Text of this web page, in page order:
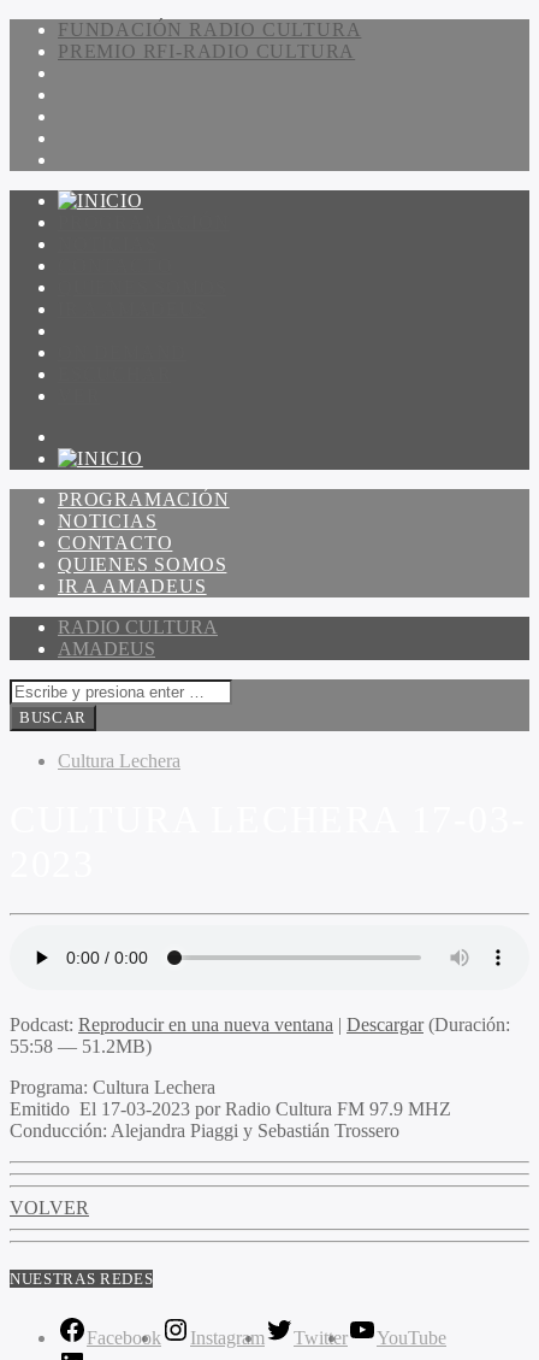
FUNDACIÓN RADIO CULTURA
PREMIO RFI-RADIO CULTURA
PROGRAMACIÓN
NOTICIAS
CONTACTO
QUIENES SOMOS
IR A AMADEUS
RADIO CULTURA
AMADEUS
Cultura Lechera
Podcast: Reproducir en una nueva ventana | Descargar(Duración:
55:58 — 51.2MB)
Programa: Cultura Lechera
Emitido El 17-03-2023 por Radio Cultura FM 97.9 MHZ
Conducción: Alejandra Piaggi y Sebastián Trossero
VOLVER
NUESTRAS REDES
Facebook Instagram Twitter
YouTube